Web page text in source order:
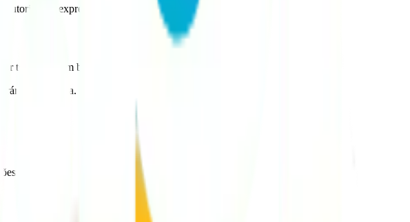
expressa da coordenação.
terceiros com base nas informações disponibilizadas.
do sistema.